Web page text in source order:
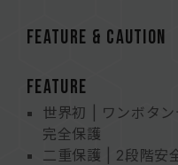
FEATURE & CAUTION
FEATURE
世界初 | ワンボタ
完全保護
二重保護 | 2段階安